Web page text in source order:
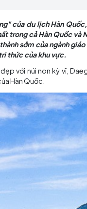
tàng" của du
nhất trong cả
hình thành sớm
và tri thức của
tuyệt đẹp với núi
ngời của Hàn Quốc.